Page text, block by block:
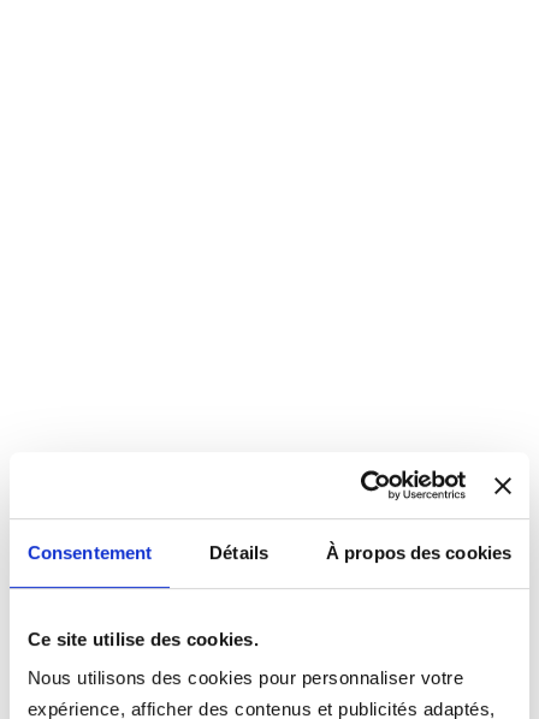
Consentement Détails À propos des cookies
Ce site utilise des cookies.
Nous utilisons des cookies pour personnaliser votre
expérience, afficher des contenus et publicités adaptés,